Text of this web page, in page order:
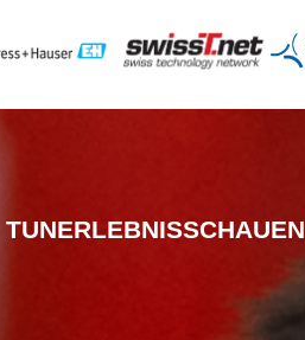
TUNERLEBNISSCHAUEN